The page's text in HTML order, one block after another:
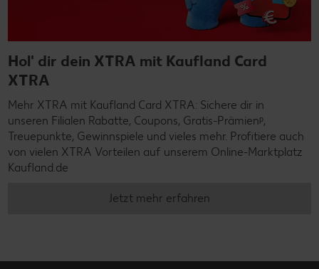
Hol' dir dein XTRA mit Kaufland Card
XTRA
Mehr XTRA mit Kaufland Card XTRA: Sichere dir in
unseren Filialen Rabatte, Coupons, Gratis-Prämienᵖ,
Treuepunkte, Gewinnspiele und vieles mehr. Profitiere auch
von vielen XTRA Vorteilen auf unserem Online-Marktplatz
Kaufland.de
Jetzt mehr erfahren